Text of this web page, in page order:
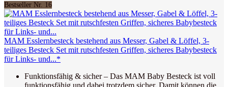
Bestseller Nr. 16
MAM Esslernbesteck bestehend aus Messer, Gabel & Löffel, 3-
teiliges Besteck Set mit rutschfesten Griffen, sicheres Babybesteck
für Links- und...*
Funktionsfähig & sicher – Das MAM Baby Besteck ist voll
funktionsfähig und dabei trotzdem sicher. Damit können die